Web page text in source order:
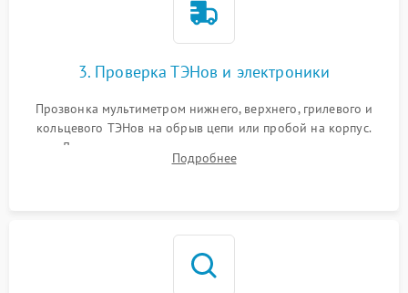
3. Проверка ТЭНов и электроники
Прозвонка мультиметром нижнего, верхнего, грилевого и
кольцевого ТЭНов на обрыв цепи или пробой на корпус.
Диагностика термостата, датчиков температуры,
переключателя режимов и мотора конвекции.
Подробнее